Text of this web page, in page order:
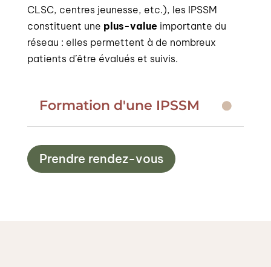
CLSC, centres jeunesse, etc.), les IPSSM
constituent une plus-value importante du
réseau : elles permettent à de nombreux
patients d’être évalués et suivis.
Formation d'une IPSSM
Prendre rendez-vous